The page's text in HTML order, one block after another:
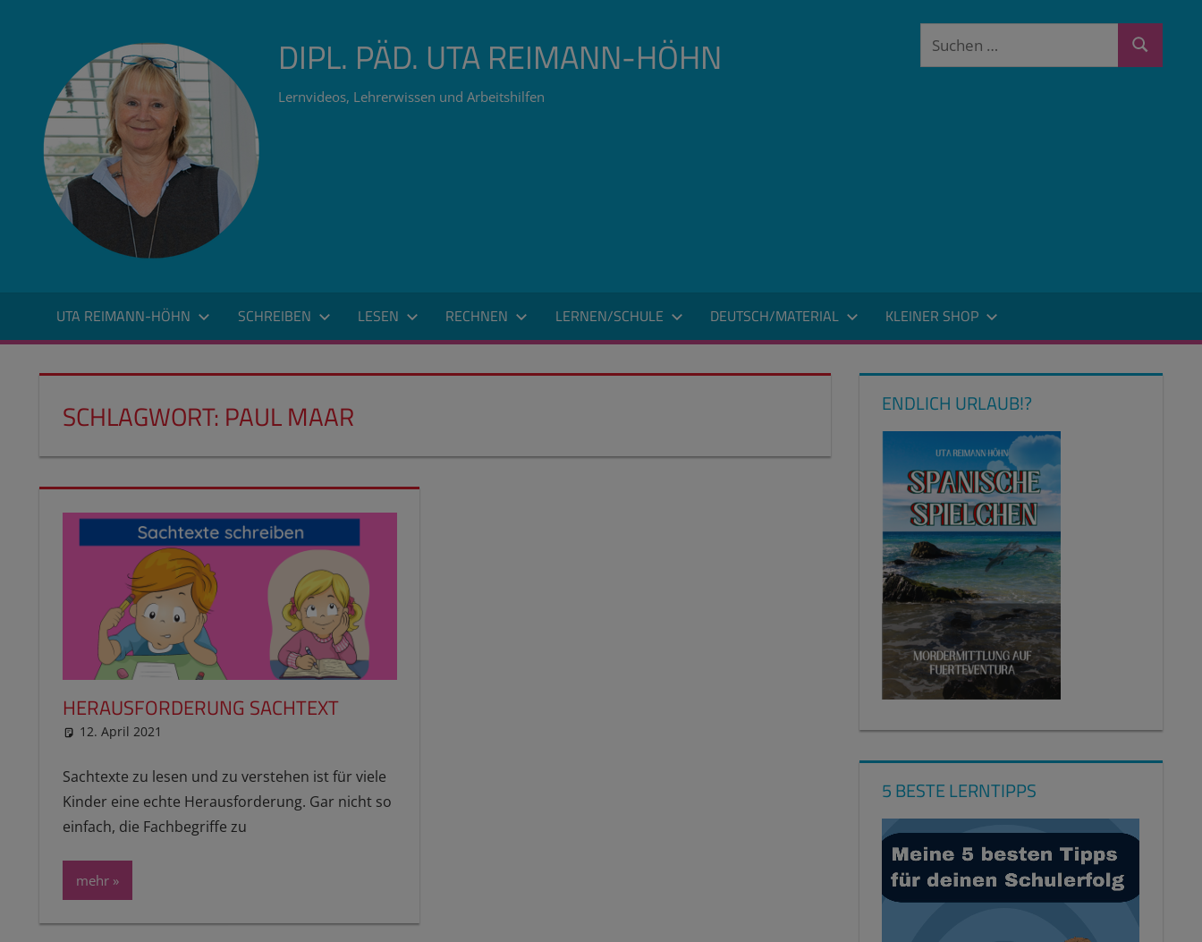
DIPL. PÄD. UTA REIMANN-HÖHN
Lernvideos, Lehrerwissen und Arbeitshilfen
Suchen
Suchen
UTA REIMANN-HÖHN SCHREIBEN LESEN RECHNEN LERNEN/SCHULE DEUTSCH/MATERIAL KLEINER SHOP
SCHLAGWORT: PAUL MAAR
HERAUSFORDERUNG SACHTEXT
12. April 2021
Sachtexte zu lesen und zu verstehen ist für viele
Kinder eine echte Herausforderung. Gar nicht so
einfach, die Fachbegriffe zu
mehr
ENDLICH URLAUB!?
5 BESTE LERNTIPPS
Video-
Player